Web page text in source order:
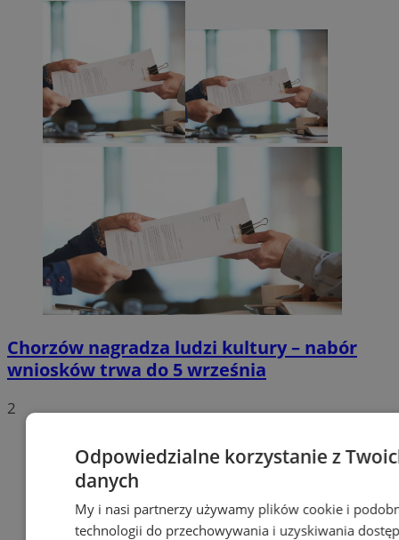
Chorzów nagradza ludzi kultury – nabór
wniosków trwa do 5 września
2
Odpowiedzialne korzystanie z
danych
My i nasi partnerzy używamy plików cookie i
technologii do przechowywania i uzyskiwania